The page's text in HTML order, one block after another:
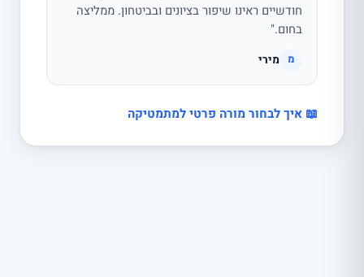
חודשיים ראינו שיפור בציונים ובביטחון. ממליצה
בחום."
מ מירי
📖 איך לבחור מורה פרטי למתמטיקה